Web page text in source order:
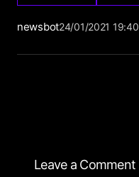
newsbot24/01/2021 19:40
Leave a Comment